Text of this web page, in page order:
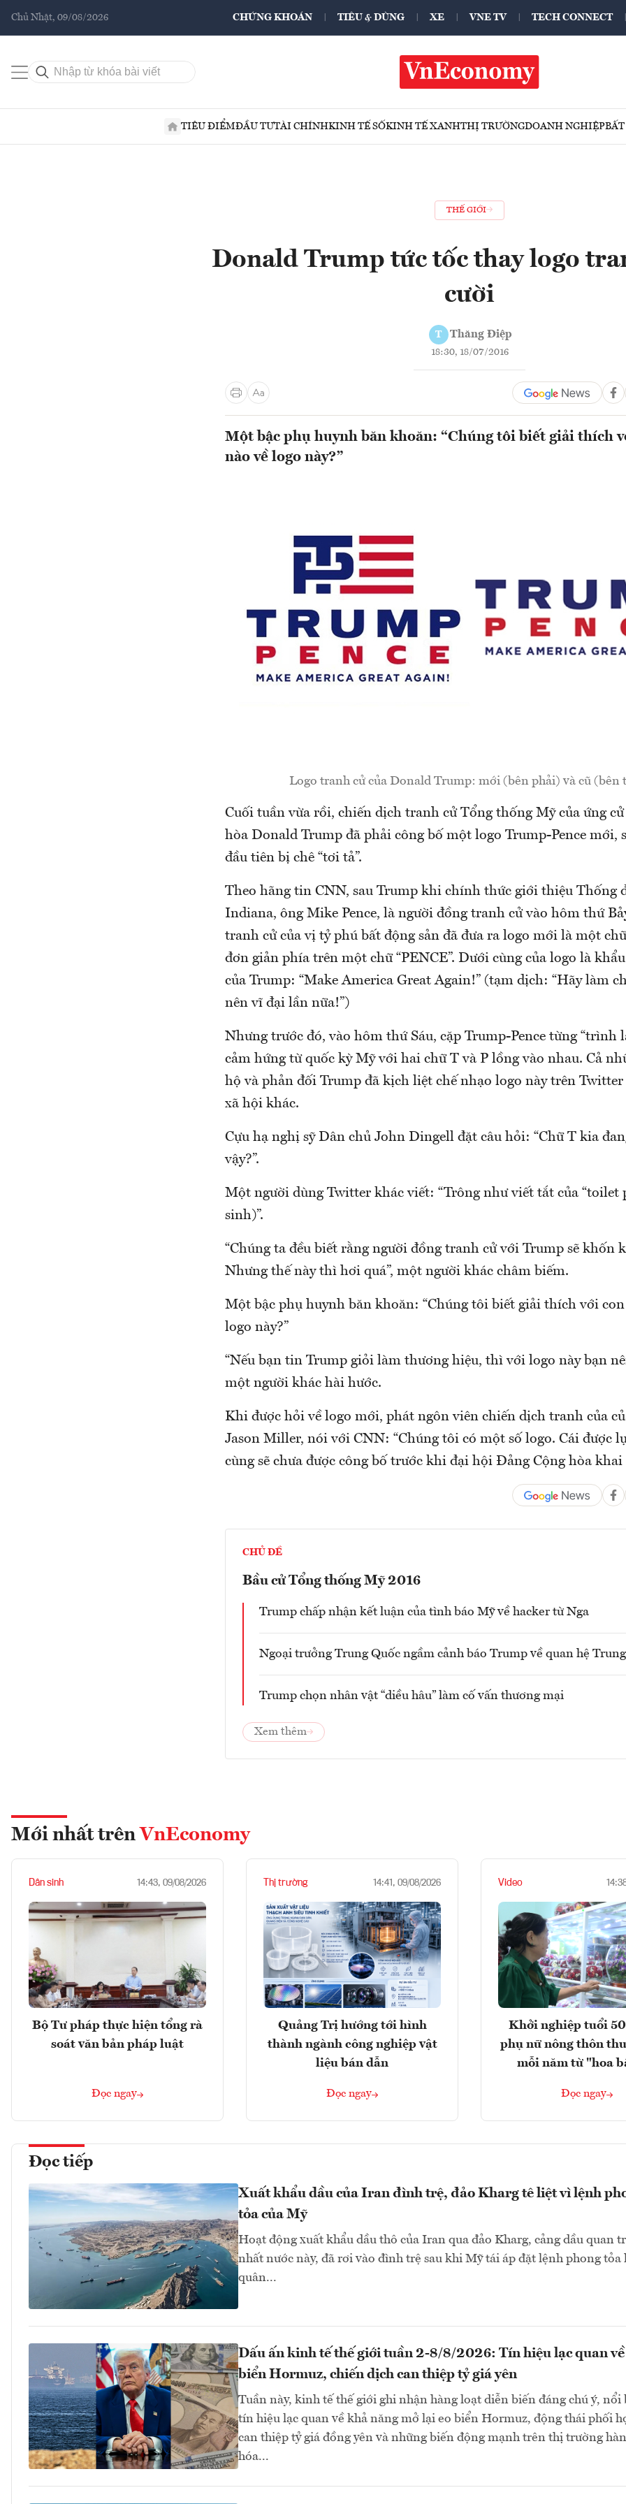
Chủ Nhật, 09/08/2026 CHỨNG KHOÁN TIÊU & DÙNG XE VNE TV TECH CONNECT
TIÊU ĐIỂMĐẦU TƯTÀI CHÍNHKINH TẾ SỐKINH TẾ XANHTHỊ TRƯỜNGDOANH NGHIỆPBẤT
THẾ GIỚI
Donald Trump tức tốc thay logo
cười
T Thăng Điệp
18:30, 18/07/2016
Một bậc phụ huynh băn khoăn: “Chúng tôi biết giải thích
nào về logo này?”
Logo tranh cử của Donald Trump: mới (bên phải) và cũ (bên
Cuối tuần vừa rồi, chiến dịch tranh cử Tổng thống Mỹ của ứng
hòa Donald Trump đã phải công bố một logo Trump-Pence mới,
đầu tiên bị chê “tơi tả”.
Theo hãng tin CNN, sau Trump khi chính thức giới thiệu Thống
Indiana, ông Mike Pence, là người đồng tranh cử vào hôm thứ
tranh cử của vị tỷ phú bất động sản đã đưa ra logo mới là một
đơn giản phía trên một chữ “PENCE”. Dưới cùng của logo là
của Trump: “Make America Great Again!” (tạm dịch: “Hãy làm
nên vĩ đại lần nữa!”)
Nhưng trước đó, vào hôm thứ Sáu, cặp Trump-Pence từng “trình
cảm hứng từ quốc kỳ Mỹ với hai chữ T và P lồng vào nhau. Cả
hộ và phản đối Trump đã kịch liệt chế nhạo logo này trên Twitter
xã hội khác.
Cựu hạ nghị sỹ Dân chủ John Dingell đặt câu hỏi: “Chữ T kia
vậy?”.
Một người dùng Twitter khác viết: “Trông như viết tắt của “toilet
sinh)”.
“Chúng ta đều biết rằng người đồng tranh cử với Trump sẽ khốn
Nhưng thế này thì hơi quá”, một người khác châm biếm.
Một bậc phụ huynh băn khoăn: “Chúng tôi biết giải thích với con
logo này?”
“Nếu bạn tin Trump giỏi làm thương hiệu, thì với logo này bạn
một người khác hài hước.
Khi được hỏi về logo mới, phát ngôn viên chiến dịch tranh của
Jason Miller, nói với CNN: “Chúng tôi có một số logo. Cái được
cùng sẽ chưa được công bố trước khi đại hội Đảng Cộng hòa khai
CHỦ ĐỀ
Bầu cử Tổng thống Mỹ 2016
Trump chấp nhận kết luận của tình báo Mỹ về hacker từ Nga
Ngoại trưởng Trung Quốc ngầm cảnh báo Trump về quan hệ
Trump chọn nhân vật “diều hâu” làm cố vấn thương mại
Xem thêm
Mới nhất trên VnEconomy
Dân sinh 14:43, 09/08/2026
Bộ Tư pháp thực hiện tổng rà
soát văn bản pháp luật
Đọc ngay
Thị trường 14:41, 09/08/2026
Quảng Trị hướng tới hình
thành ngành công nghiệp vật
liệu bán dẫn
Đọc ngay
Video
Khởi nghiệp tuổi
phụ nữ nông thôn
mỗi năm từ "hoa
Đọc ngay
Đọc tiếp
Xuất khẩu dầu của Iran đình trệ, đảo Kharg tê liệt vì lệnh
tỏa của Mỹ
Hoạt động xuất khẩu dầu thô của Iran qua đảo Kharg, cảng dầu quan
nhất nước này, đã rơi vào đình trệ sau khi Mỹ tái áp đặt lệnh phong tỏa
quân...
Dấu ấn kinh tế thế giới tuần 2-8/8/2026: Tín hiệu lạc quan về
biển Hormuz, chiến dịch can thiệp tỷ giá yên
Tuần này, kinh tế thế giới ghi nhận hàng loạt diễn biến đáng chú ý, nổi
tín hiệu lạc quan về khả năng mở lại eo biển Hormuz, động thái phối
can thiệp tỷ giá đồng yên và những biến động mạnh trên thị trường
hóa...